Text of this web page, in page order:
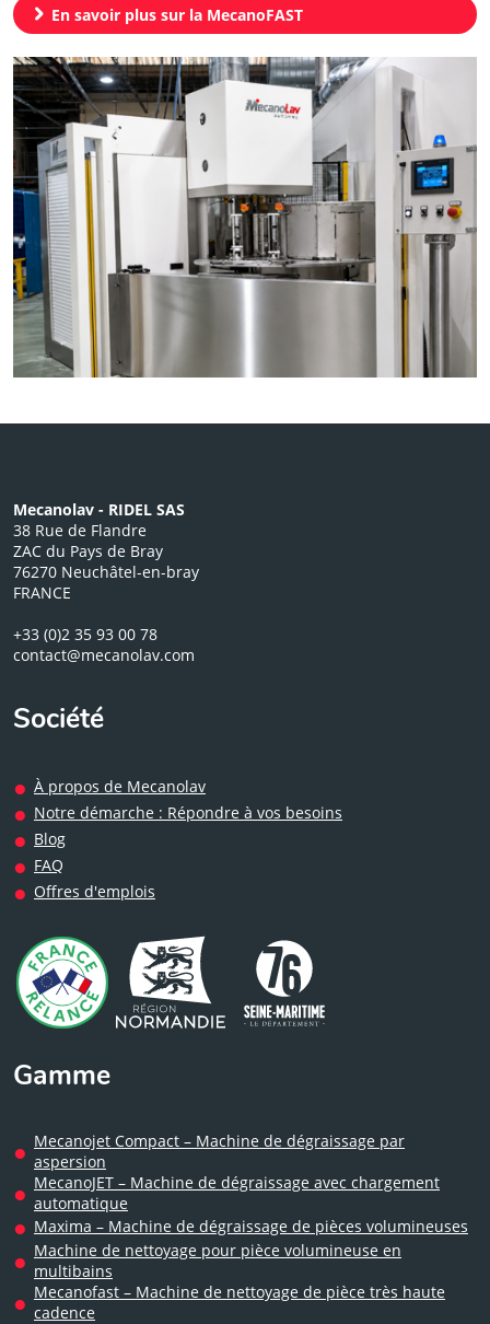
chevron_right En savoir plus sur la MecanoFAST
Mecanolav - RIDEL SAS
38 Rue de Flandre
ZAC du Pays de Bray
76270 Neuchâtel-en-bray
FRANCE
+33 (0)2 35 93 00 78
contact@mecanolav.com
Société
À propos de Mecanolav
Notre démarche : Répondre à vos besoins
Blog
FAQ
Offres d'emplois
Gamme
Mecanojet Compact – Machine de dégraissage par
aspersion
MecanoJET – Machine de dégraissage avec chargement
automatique
Maxima – Machine de dégraissage de pièces volumineuses
Machine de nettoyage pour pièce volumineuse en
multibains
Mecanofast – Machine de nettoyage de pièce très haute
cadence